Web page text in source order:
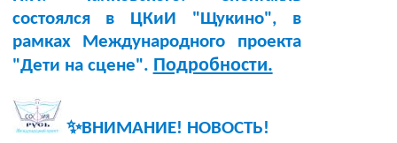
состоялся в ЦКиИ "Щукино", в
рамках Международного проекта
"Дети на сцене". Подробности.
✨ВНИМАНИЕ! НОВОСТЬ!